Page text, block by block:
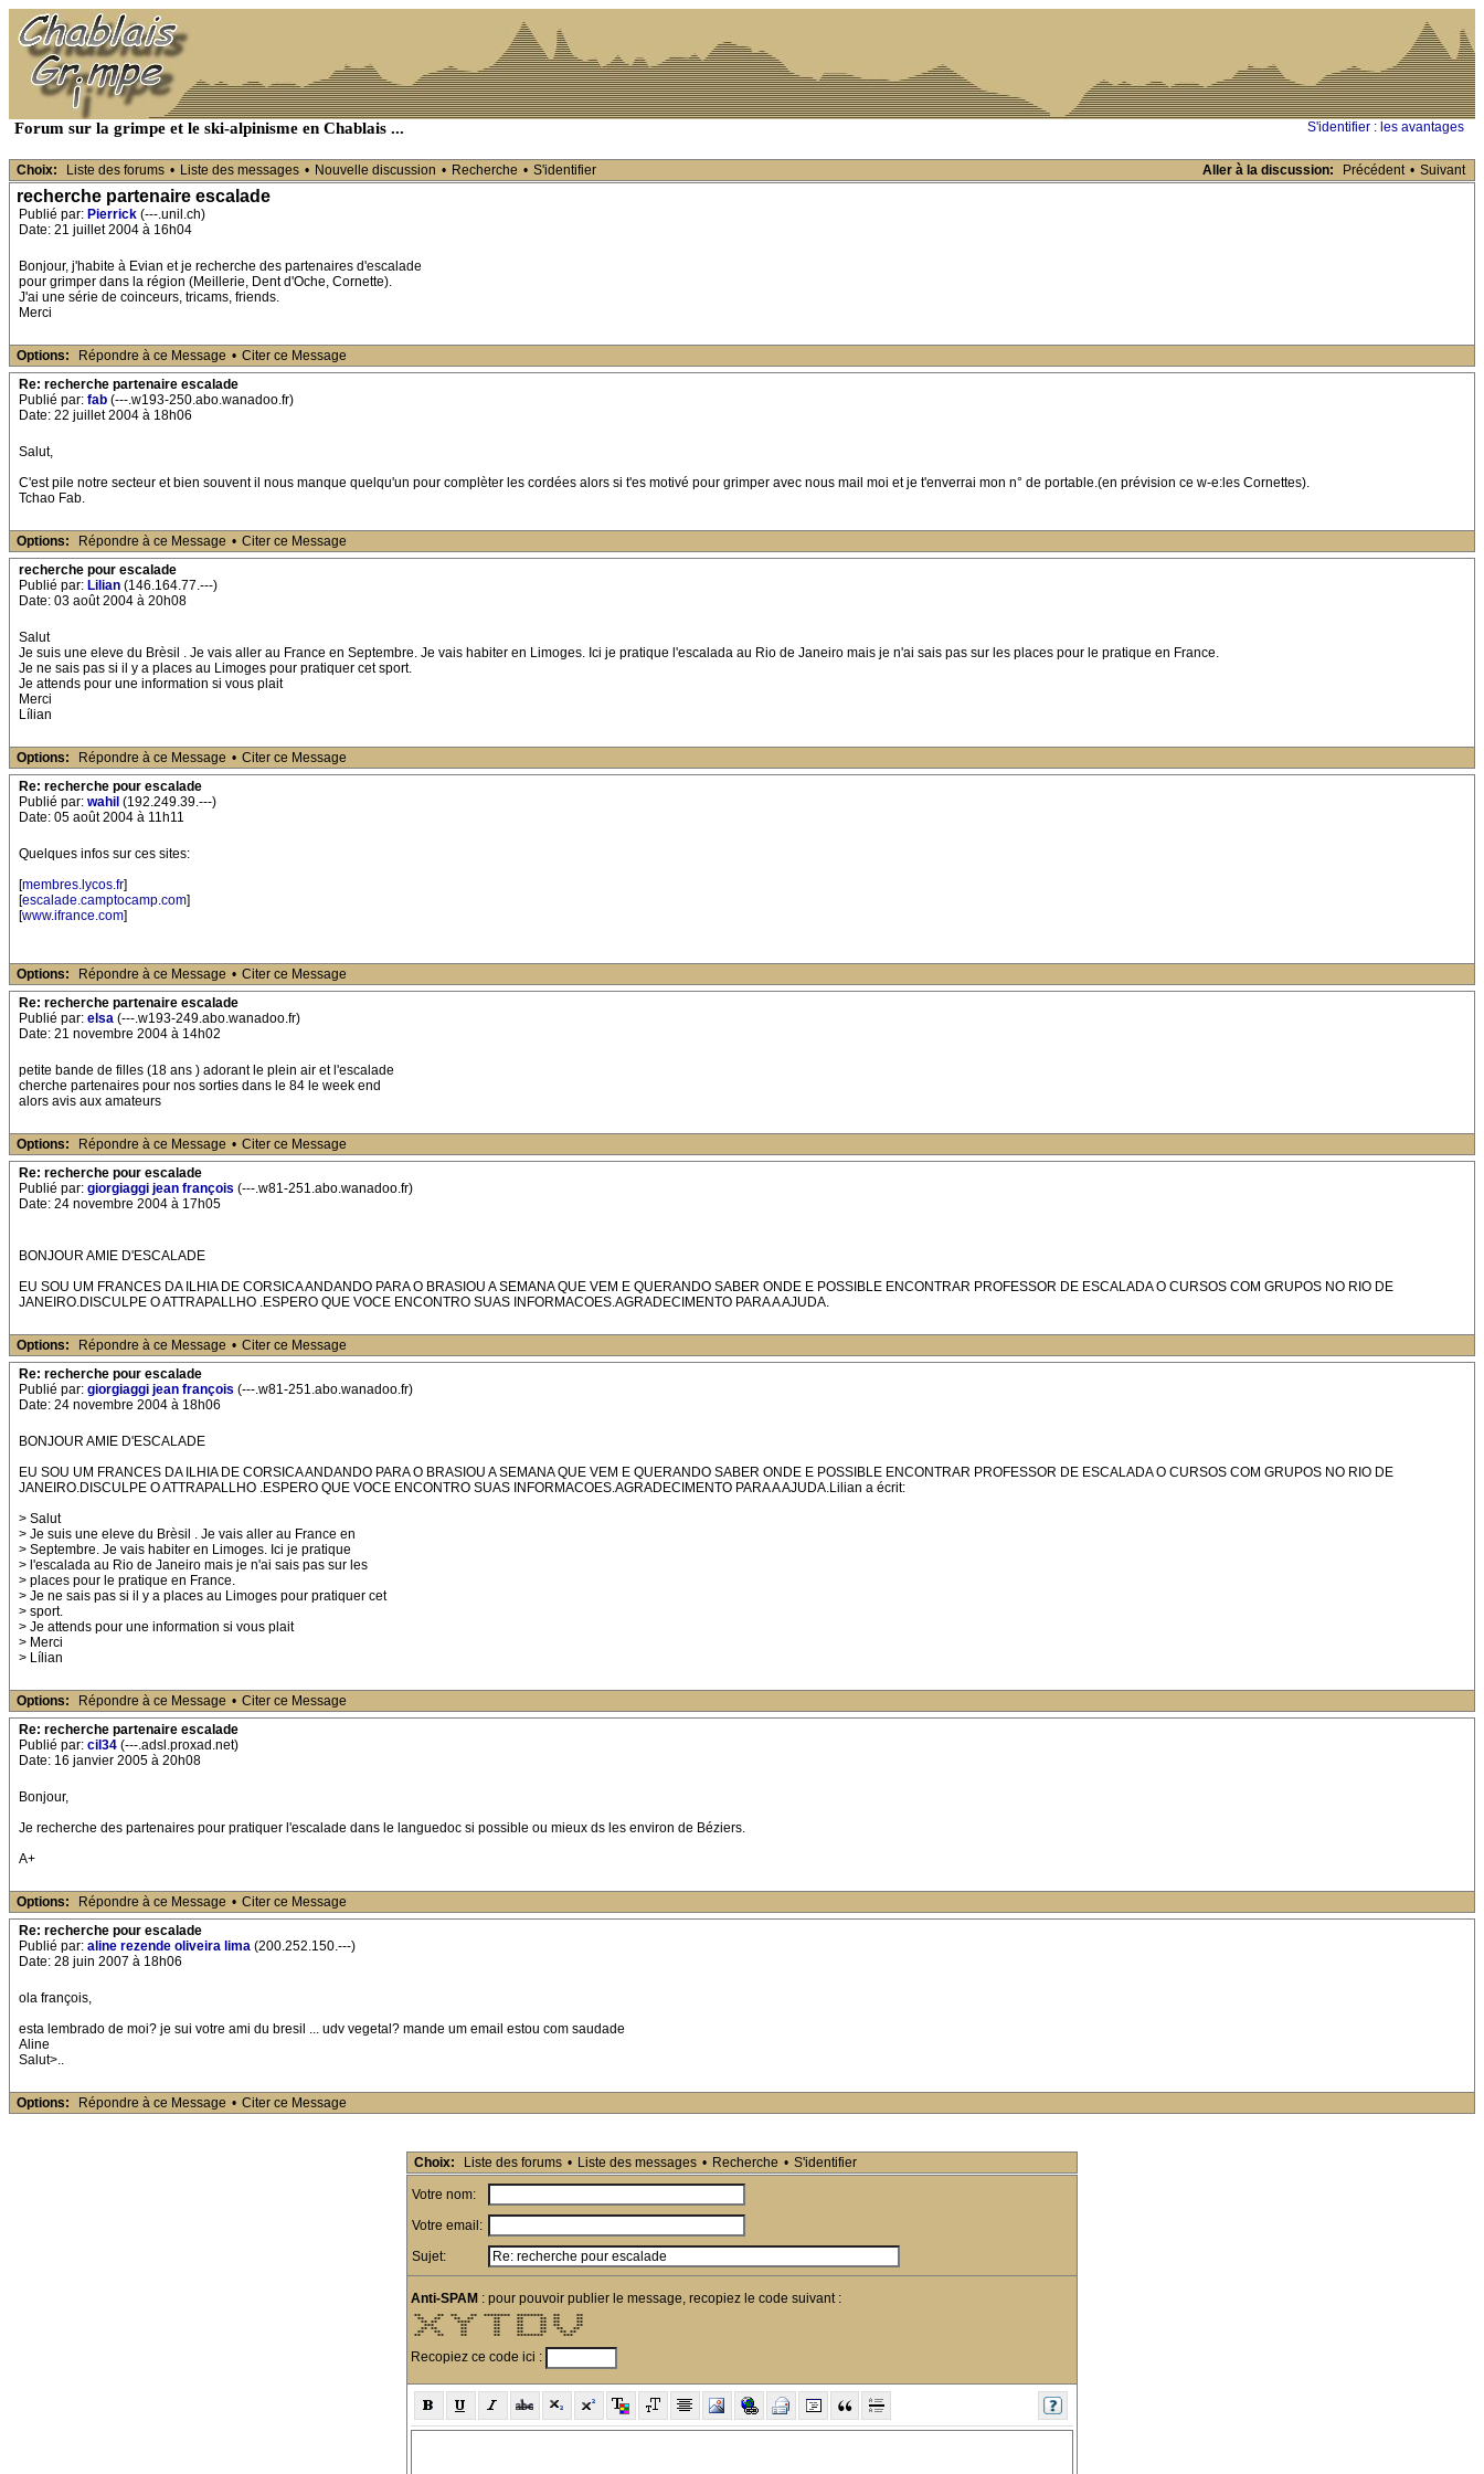
Forum sur la grimpe et le ski-alpinisme en Chablais ... S'identifier : les avantages
Aller à la discussion: Précédent • Suivant
Choix: Liste des forums • Liste des messages • Nouvelle discussion • Recherche • S'identifier
recherche partenaire escalade
Publié par: Pierrick (---.unil.ch)
Date: 21 juillet 2004 à 16h04
Bonjour, j'habite à Evian et je recherche des partenaires d'escalade
pour grimper dans la région (Meillerie, Dent d'Oche, Cornette).
J'ai une série de coinceurs, tricams, friends.
Merci
Options: Répondre à ce Message • Citer ce Message
Re: recherche partenaire escalade
Publié par: fab (---.w193-250.abo.wanadoo.fr)
Date: 22 juillet 2004 à 18h06
Salut,
C'est pile notre secteur et bien souvent il nous manque quelqu'un pour complèter les cordées alors si t'es motivé pour grimper avec nous mail moi et je t'enverrai mon n° de portable.(en prévision ce w-e:les Cornettes).
Tchao Fab.
Options: Répondre à ce Message • Citer ce Message
recherche pour escalade
Publié par: Lilian (146.164.77.---)
Date: 03 août 2004 à 20h08
Salut
Je suis une eleve du Brèsil . Je vais aller au France en Septembre. Je vais habiter en Limoges. Ici je pratique l'escalada au Rio de Janeiro mais je n'ai sais pas sur les places pour le pratique en France.
Je ne sais pas si il y a places au Limoges pour pratiquer cet sport.
Je attends pour une information si vous plait
Merci
Lílian
Options: Répondre à ce Message • Citer ce Message
Re: recherche pour escalade
Publié par: wahil (192.249.39.---)
Date: 05 août 2004 à 11h11
Quelques infos sur ces sites:
[membres.lycos.fr]
[escalade.camptocamp.com]
[www.ifrance.com]
Options: Répondre à ce Message • Citer ce Message
Re: recherche partenaire escalade
Publié par: elsa (---.w193-249.abo.wanadoo.fr)
Date: 21 novembre 2004 à 14h02
petite bande de filles (18 ans ) adorant le plein air et l'escalade
cherche partenaires pour nos sorties dans le 84 le week end
alors avis aux amateurs
Options: Répondre à ce Message • Citer ce Message
Re: recherche pour escalade
Publié par: giorgiaggi jean françois (---.w81-251.abo.wanadoo.fr)
Date: 24 novembre 2004 à 17h05
BONJOUR AMIE D'ESCALADE
EU SOU UM FRANCES DA ILHIA DE CORSICA ANDANDO PARA O BRASIOU A SEMANA QUE VEM E QUERANDO SABER ONDE E POSSIBLE ENCONTRAR PROFESSOR DE ESCALADA O CURSOS COM GRUPOS NO RIO DE
JANEIRO.DISCULPE O ATTRAPALLHO .ESPERO QUE VOCE ENCONTRO SUAS INFORMACOES.AGRADECIMENTO PARA A AJUDA.
Options: Répondre à ce Message • Citer ce Message
Re: recherche pour escalade
Publié par: giorgiaggi jean françois (---.w81-251.abo.wanadoo.fr)
Date: 24 novembre 2004 à 18h06
BONJOUR AMIE D'ESCALADE
EU SOU UM FRANCES DA ILHIA DE CORSICA ANDANDO PARA O BRASIOU A SEMANA QUE VEM E QUERANDO SABER ONDE E POSSIBLE ENCONTRAR PROFESSOR DE ESCALADA O CURSOS COM GRUPOS NO RIO DE
JANEIRO.DISCULPE O ATTRAPALLHO .ESPERO QUE VOCE ENCONTRO SUAS INFORMACOES.AGRADECIMENTO PARA A AJUDA.Lilian a écrit:
> Salut
> Je suis une eleve du Brèsil . Je vais aller au France en
> Septembre. Je vais habiter en Limoges. Ici je pratique
> l'escalada au Rio de Janeiro mais je n'ai sais pas sur les
> places pour le pratique en France.
> Je ne sais pas si il y a places au Limoges pour pratiquer cet
> sport.
> Je attends pour une information si vous plait
> Merci
> Lílian
Options: Répondre à ce Message • Citer ce Message
Re: recherche partenaire escalade
Publié par: cil34 (---.adsl.proxad.net)
Date: 16 janvier 2005 à 20h08
Bonjour,
Je recherche des partenaires pour pratiquer l'escalade dans le languedoc si possible ou mieux ds les environ de Béziers.
A+
Options: Répondre à ce Message • Citer ce Message
Re: recherche pour escalade
Publié par: aline rezende oliveira lima (200.252.150.---)
Date: 28 juin 2007 à 18h06
ola françois,
esta lembrado de moi? je sui votre ami du bresil ... udv vegetal? mande um email estou com saudade
Aline
Salut>..
Options: Répondre à ce Message • Citer ce Message
Choix: Liste des forums • Liste des messages • Recherche • S'identifier
Votre nom:
Votre email:
Sujet:
Anti-SPAM : pour pouvoir publier le message, recopiez le code suivant :
**     **  **    **  ********  ********   **     **
  **   **    **  **      **     **     **  **     **
   ** **      ****       **     **     **  **     **
    ***        **        **     **     **  **     **
   ** **       **        **     **     **   **   **
  **   **      **        **     **     **    ** **
**     **     **        **     ********      ***
Recopiez ce code ici :